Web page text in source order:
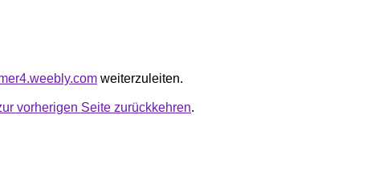
weiterzuleiten.
vorherigen Seite zurückkehren.